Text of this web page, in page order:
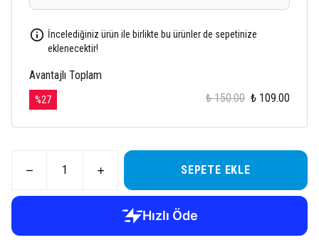
İncelediğiniz ürün ile birlikte bu ürünler de sepetinize
eklenecektir!
Avantajlı Toplam
%27 ₺ 150.00 ₺ 109.00
SEPETE EKLE